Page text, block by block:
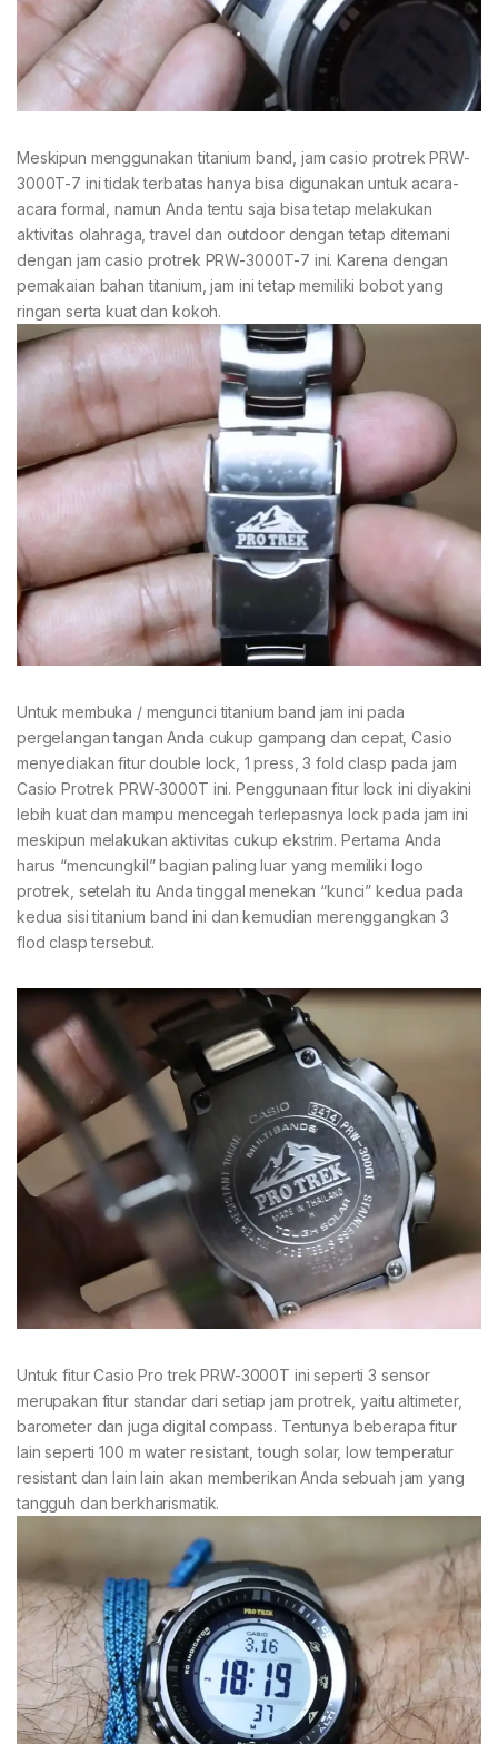
Meskipun menggunakan titanium band, jam casio protrek PRW-
3000T-7 ini tidak terbatas hanya bisa digunakan untuk acara-
acara formal, namun Anda tentu saja bisa tetap melakukan
aktivitas olahraga, travel dan outdoor dengan tetap ditemani
dengan jam casio protrek PRW-3000T-7 ini. Karena dengan
pemakaian bahan titanium, jam ini tetap memiliki bobot yang
ringan serta kuat dan kokoh.
Untuk membuka / mengunci titanium band jam ini pada
pergelangan tangan Anda cukup gampang dan cepat, Casio
menyediakan fitur double lock, 1 press, 3 fold clasp pada jam
Casio Protrek PRW-3000T ini. Penggunaan fitur lock ini diyakini
lebih kuat dan mampu mencegah terlepasnya lock pada jam ini
meskipun melakukan aktivitas cukup ekstrim. Pertama Anda
harus “mencungkil” bagian paling luar yang memiliki logo
protrek, setelah itu Anda tinggal menekan “kunci” kedua pada
kedua sisi titanium band ini dan kemudian merenggangkan 3
flod clasp tersebut.
Untuk fitur Casio Pro trek PRW-3000T ini seperti 3 sensor
merupakan fitur standar dari setiap jam protrek, yaitu altimeter,
barometer dan juga digital compass. Tentunya beberapa fitur
lain seperti 100 m water resistant, tough solar, low temperatur
resistant dan lain lain akan memberikan Anda sebuah jam yang
tangguh dan berkharismatik.